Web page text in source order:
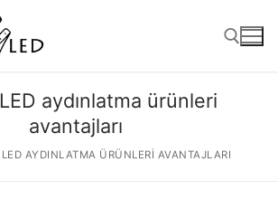
LED aydınlatma ürünleri
avantajları
LED AYDINLATMA ÜRÜNLERI AVANTAJLARI